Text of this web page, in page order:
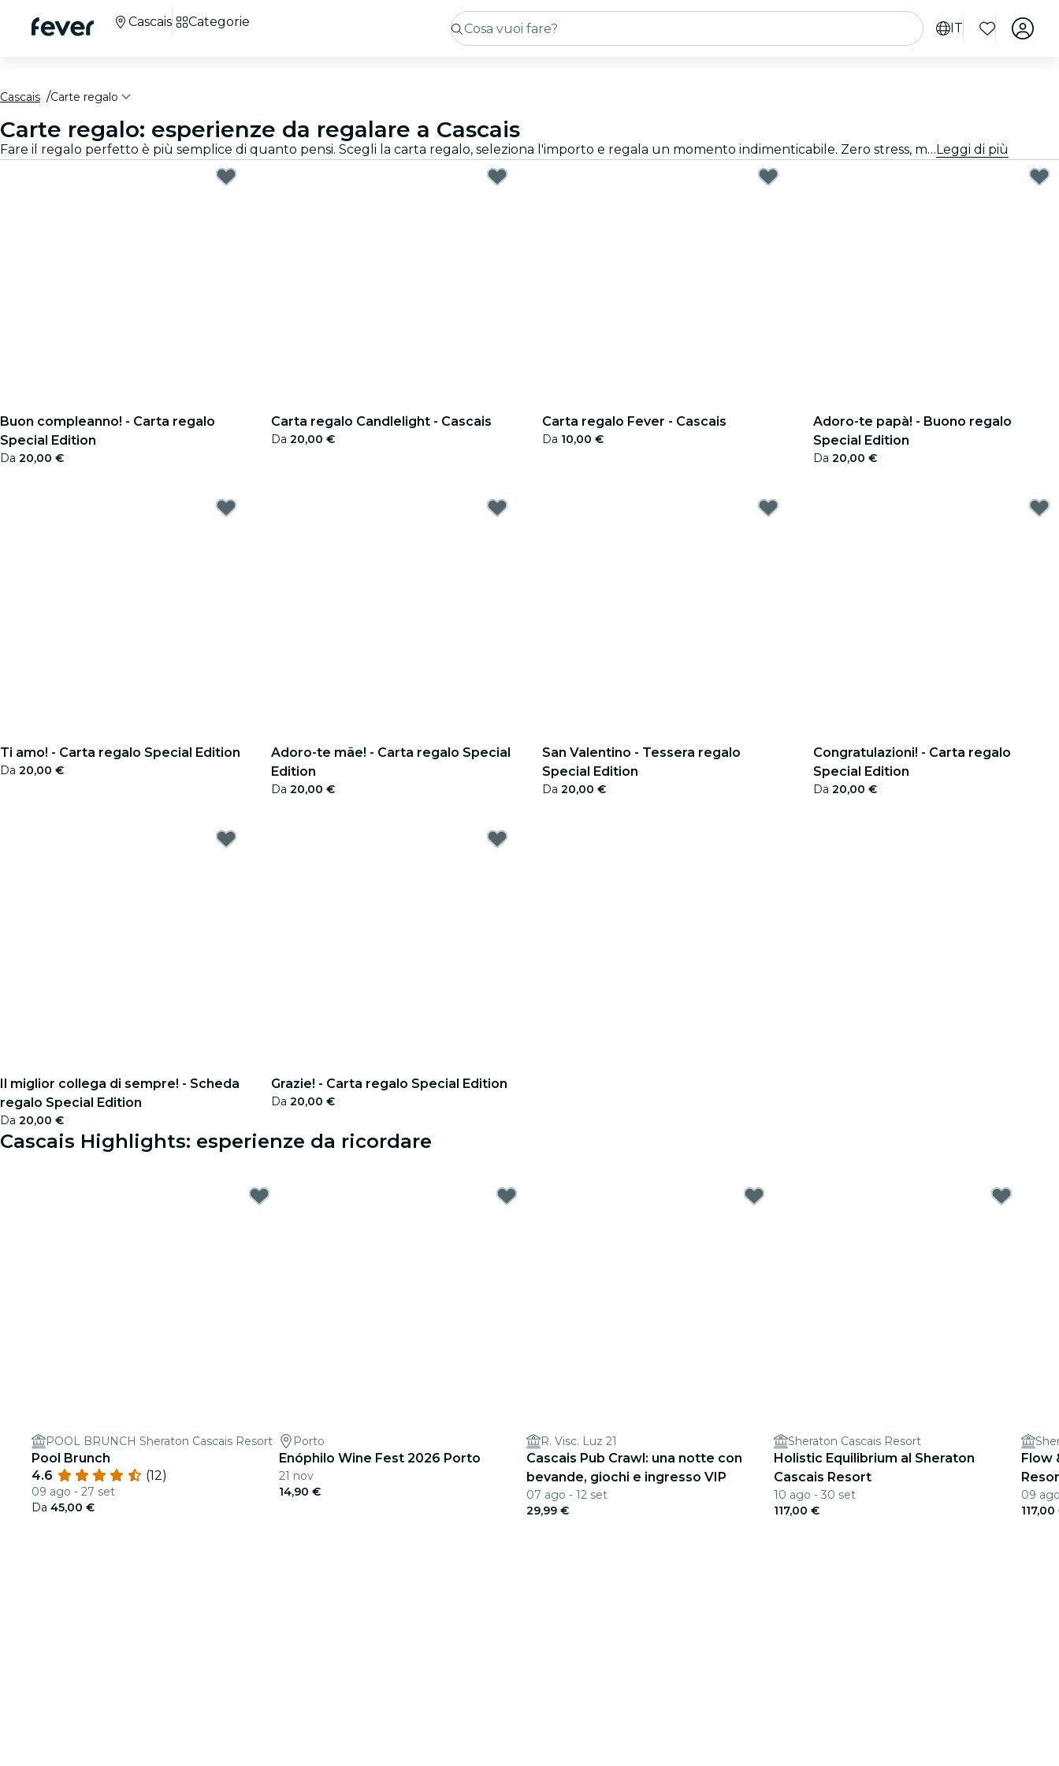
IT
Cascais Categorie
Cascais Carte regalo
Carte regalo: esperienze da regalare a Cascais
Fare il regalo perfetto è più semplice di quanto pensi. Scegli la carta regalo, seleziona l'importo e regala un momento indimenticabile. Zero stress, massima flessibilità, successo garantito.Leggi di più
Buon compleanno! - Carta regalo
Special Edition
Da 20,00 €
Carta regalo Candlelight - Cascais
Da 20,00 €
Carta regalo Fever - Cascais
Da 10,00 €
Adoro-te papà! - Buono regalo
Special Edition
Da 20,00 €
Ti amo! - Carta regalo Special Edition
Da 20,00 €
Adoro-te mãe! - Carta regalo Special
Edition
Da 20,00 €
San Valentino - Tessera regalo
Special Edition
Da 20,00 €
Congratulazioni! - Carta regalo
Special Edition
Da 20,00 €
Il miglior collega di sempre! - Scheda
regalo Special Edition
Da 20,00 €
Grazie! - Carta regalo Special Edition
Da 20,00 €
Cascais Highlights: esperienze da ricordare
POOL BRUNCH Sheraton Cascais Resort
Pool Brunch
4.6
(12)
09 ago - 27 set
Da 45,00 €
Porto
Enóphilo Wine Fest 2026 Porto
21 nov
14,90 €
R. Visc. Luz 21
Cascais Pub Crawl: una notte con
bevande, giochi e ingresso VIP
07 ago - 12 set
29,99 €
Sheraton Cascais Resort
Holistic Equilibrium al Sheraton
Cascais Resort
10 ago - 30 set
117,00 €
Flow
09